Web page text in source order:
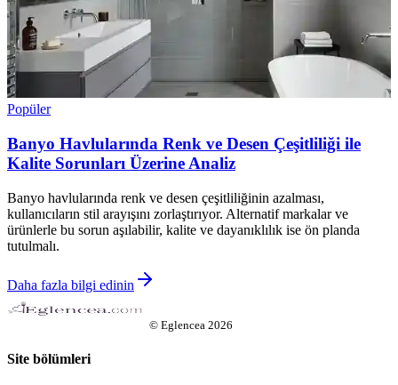
Popüler
Banyo Havlularında Renk ve Desen Çeşitliliği ile
Kalite Sorunları Üzerine Analiz
Banyo havlularında renk ve desen çeşitliliğinin azalması,
kullanıcıların stil arayışını zorlaştırıyor. Alternatif markalar ve
ürünlerle bu sorun aşılabilir, kalite ve dayanıklılık ise ön planda
tutulmalı.
Daha fazla bilgi edinin
© Eglencea 2026
Site bölümleri